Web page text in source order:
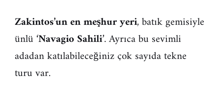
Zakintos’un en meşhur yeri, batık gemisiyle
ünlü ‘Navagio Sahili’. Ayrıca bu sevimli
adadan katılabileceğiniz çok sayıda tekne
turu var.